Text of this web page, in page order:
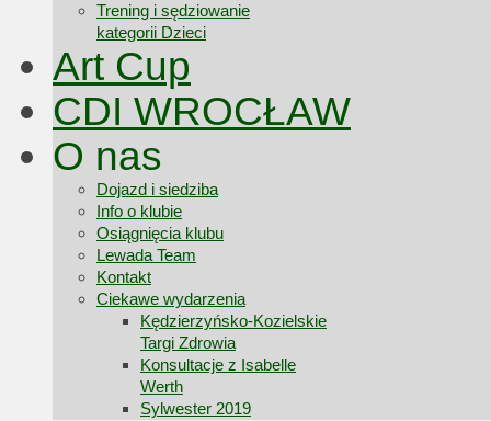
Trening i sędziowanie
kategorii Dzieci
Art Cup
CDI WROCŁAW
O nas
Dojazd i siedziba
Info o klubie
Osiągnięcia klubu
Lewada Team
Kontakt
Ciekawe wydarzenia
Kędzierzyńsko-Kozielskie
Targi Zdrowia
Konsultacje z Isabelle
Werth
Sylwester 2019